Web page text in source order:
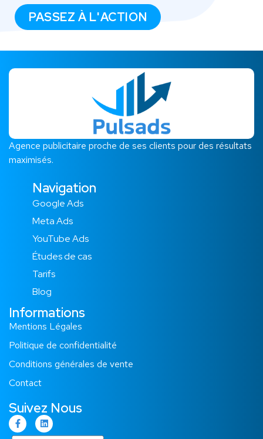
PASSEZ À L'ACTION
Agence publicitaire proche de ses clients pour des résultats
maximisés.
Navigation
Google Ads
Meta Ads
YouTube Ads
Études de cas​
Tarifs
Blog
Informations
Mentions Légales
Politique de confidentialité
Conditions générales de vente
Contact
Suivez Nous